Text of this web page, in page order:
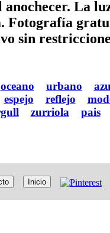
La
Fotografía
sin
oceano urbano
espejo reflejo
zurriola pais
Inicio